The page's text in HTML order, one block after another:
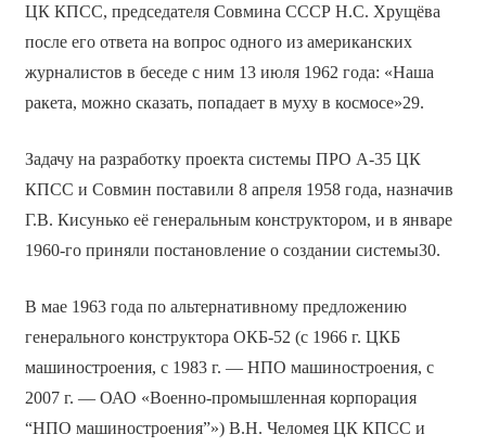
ЦК КПСС, председателя Совмина СССР Н.С. Хрущёва
после его ответа на вопрос одного из американских
журналистов в беседе с ним 13 июля 1962 года: «Наша
ракета, можно сказать, попадает в муху в космосе»29.
Задачу на разработку проекта системы ПРО А-35 ЦК
КПСС и Совмин поставили 8 апреля 1958 года, назначив
Г.В. Кисунько её генеральным конструктором, и в январе
1960-го приняли постановление о создании системы30.
В мае 1963 года по альтернативному предложению
генерального конструктора ОКБ-52 (с 1966 г. ЦКБ
машиностроения, с 1983 г. — НПО машиностроения, с
2007 г. — ОАО «Военно-промышленная корпорация
“НПО машиностроения”») В.Н. Челомея ЦК КПСС и